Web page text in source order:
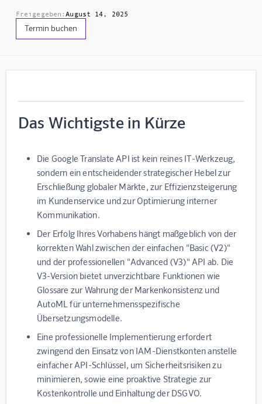
Freigegeben:August 14, 2025
Termin buchen
Das Wichtigste in Kürze
Die Google Translate API ist kein reines IT-Werkzeug,
sondern ein entscheidender strategischer Hebel zur
Erschließung globaler Märkte, zur Effizienzsteigerung
im Kundenservice und zur Optimierung interner
Kommunikation.
Der Erfolg Ihres Vorhabens hängt maßgeblich von der
korrekten Wahl zwischen der einfachen "Basic (V2)"
und der professionellen "Advanced (V3)" API ab. Die
V3-Version bietet unverzichtbare Funktionen wie
Glossare zur Wahrung der Markenkonsistenz und
AutoML für unternehmensspezifische
Übersetzungsmodelle.
Eine professionelle Implementierung erfordert
zwingend den Einsatz von IAM-Dienstkonten anstelle
einfacher API-Schlüssel, um Sicherheitsrisiken zu
minimieren, sowie eine proaktive Strategie zur
Kostenkontrolle und Einhaltung der DSGVO.